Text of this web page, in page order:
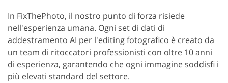
In FixThePhoto, il nostro punto di forza risiede
nell'esperienza umana. Ogni set di dati di
addestramento AI per l'editing fotografico è creato da
un team di ritoccatori professionisti con oltre 10 anni
di esperienza, garantendo che ogni immagine soddisfi i
più elevati standard del settore.